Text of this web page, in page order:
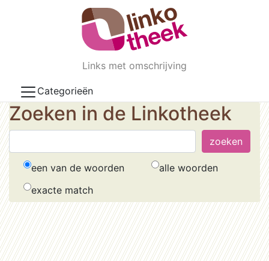
Skip to main content
Links met omschrijving
Categorieën
Zoeken in de Linkotheek
een van de woorden
alle woorden
exacte match